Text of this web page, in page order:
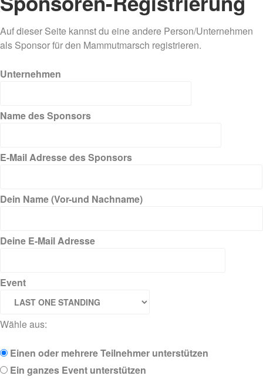
Auf dieser Seite kannst du eine andere Person/Unternehmen
als Sponsor für den Mammutmarsch registrieren.
Unternehmen
Name des Sponsors
E-Mail Adresse des Sponsors
Dein Name (Vor-und Nachname)
Deine E-Mail Adresse
Event
Wähle aus:
Einen oder mehrere Teilnehmer unterstützen
Ein ganzes Event unterstützen